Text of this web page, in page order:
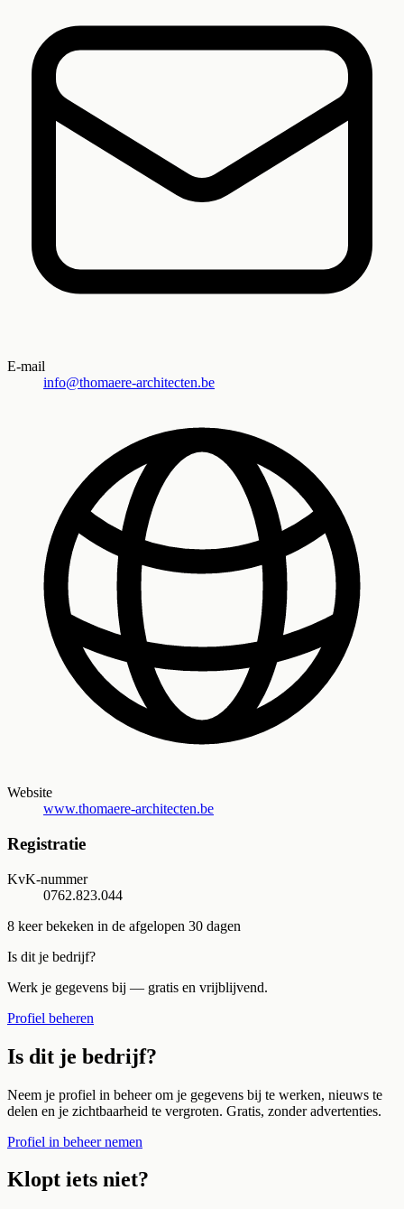
E-mail
info@thomaere-architecten.be
Website
www.thomaere-architecten.be
Registratie
KvK-nummer
0762.823.044
8 keer bekeken in de afgelopen 30 dagen
Is dit je bedrijf?
Werk je gegevens bij — gratis en vrijblijvend.
Profiel beheren
Is dit je bedrijf?
Neem je profiel in beheer om je gegevens bij te werken, nieuws te
delen en je zichtbaarheid te vergroten. Gratis, zonder advertenties.
Profiel in beheer nemen
Klopt iets niet?